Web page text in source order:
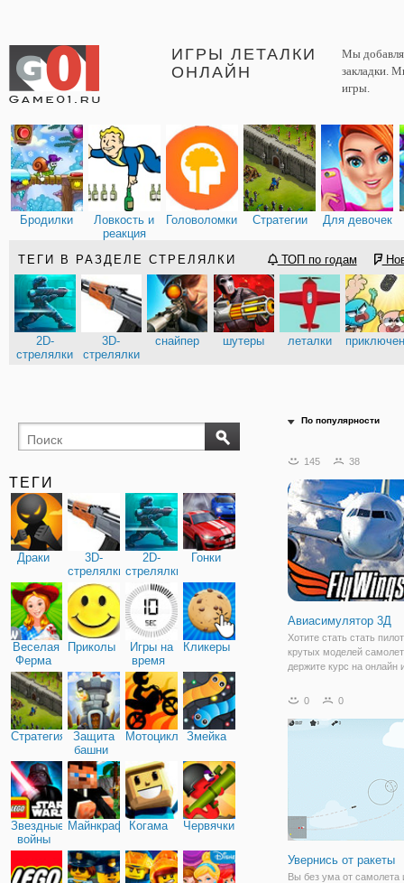
ИГРЫ ЛЕТАЛКИ
ОНЛАЙН
Мы
закладки.
игры.
Бродилки
Ловкость и
реакция
Головоломки Стратегии Для девочек
ТЕГИ В РАЗДЕЛЕ СТРЕЛЯЛКИ ТОП по годам
2D-
стрелялки
3D-
стрелялки
снайпер шутеры леталки
ТЕГИ
Драки
3D-
стрелялки
2D-
стрелялки
Гонки
Веселая
Ферма
Приколы
Игры на
время
Кликеры
Стратегия
Защита
башни
МотоциклыЗмейка
Звездные
войны
МайнкрафтКогама Червячки
По популярности
145 38
Авиасимулятор 3Д
Хотите стать стать
крутых моделей
держите курс на онлайн
отправитесь в полет.
вертолеты и самолеты,
0 0
Увернись от ракеты
Вы без ума от самолета